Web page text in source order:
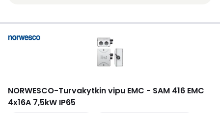
NORWESCO-Turvakytkin vipu EMC - SAM 416 EMC
4x16A 7,5kW IP65